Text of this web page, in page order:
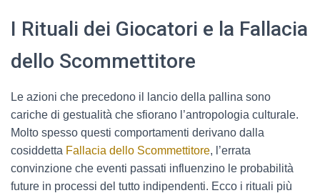
I Rituali dei Giocatori e la Fallacia
dello Scommettitore
Le azioni che precedono il lancio della pallina sono
cariche di gestualità che sfiorano l’antropologia culturale.
Molto spesso questi comportamenti derivano dalla
cosiddetta Fallacia dello Scommettitore, l’errata
convinzione che eventi passati influenzino le probabilità
future in processi del tutto indipendenti. Ecco i rituali più